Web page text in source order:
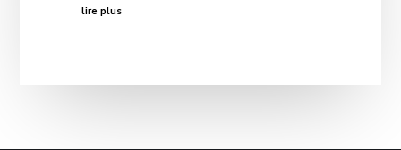
lire plus